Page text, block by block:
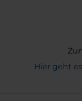
Hier geht